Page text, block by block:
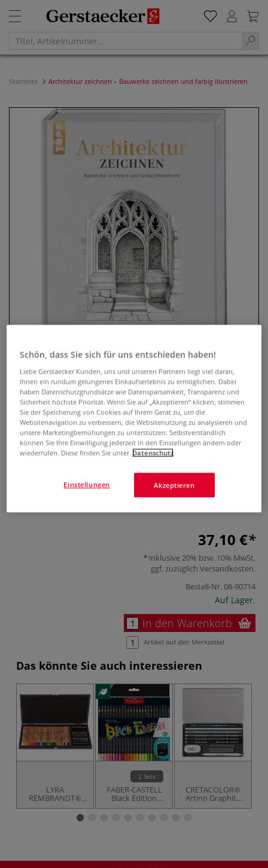
Startseite Architektur zeichnen – Bauwerke zeichnen und farbig illustrieren
Architektur zeichnen – Bauwerke
zeichnen und farbig illustrieren
0 Bewertungen
Vom einfachen Bauwerk bis zu detaillierten Illustrationen
von Gebäuden, Häusern und historischen Bauwerken.
37,10 €
inklusive 20% bzw. 10% MwSt,
ggf. zuzüglich Versandkosten.
Bestell-Nr.08-90714
Auf Lager.
In den Warenkorb
Artikel auf den Merkzettel
Das könnte Sie auch interessieren
LYRA
REMBRANDT®
„Polycolor und
Holzkoffer, 49er-
2 Sets
FABER-CASTELL
Black Edition
Buntstifte,
CRETACOLOR®
Artino Graphite
Basis-Zeichenset
Schön, dass Sie sich für uns entschieden haben!
Liebe Gerstaecker Kunden, uns und unseren Partnern liegt viel daran,
Ihnen ein rundum gelungenes Einkaufserlebnis zu ermöglichen. Dabei
haben Datenschutzgrundsätze wie Datensparsamkeit, Transparenz und
Sicherheit höchste Priorität. Wenn Sie auf „Akzeptieren“ klicken, stimmen
Sie der Speicherung von Cookies auf Ihrem Gerät zu, um die
Websitenavigation zu verbessern, die Websitenutzung zu analysieren und
unsere Marketingbemühungen zu unterstützen. Selbstverständlich
können Sie Ihre Einwilligung jederzeit in den Einstellungen ändern oder
wiederrufen. Diese finden Sie unter Datenschutz
Akzeptieren
Einstellungen